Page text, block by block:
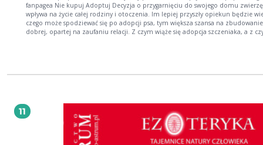
fanpagea Nie kupuj Adoptuj Decyzja o przygarnięciu do swojego domu zwierzęcia
wpływa na życie całej rodziny i otoczenia. Im lepiej przyszły opiekun będzie
czego może spodziewać się po adopcji psa, tym większa szansa na zbudowanie
dobrej, opartej na zaufaniu relacji. Z czym wiąże się adopcja szczeniaka, a z czym
organizację kilkuset udanych adopcji krok po kroku wyjaśnia, jak wygląda ten proces.
najpowszechniejsze mity związane z adopcją. Książka zawiera szereg
wskazówek nie tylko dla osób rozważających adopcję zwierzęcia, ale także dla
opiekunów psów, którzy chcą lepiej rozumieć zachowania swoich
przyjaciół i poprawić z nimi relacje.
11